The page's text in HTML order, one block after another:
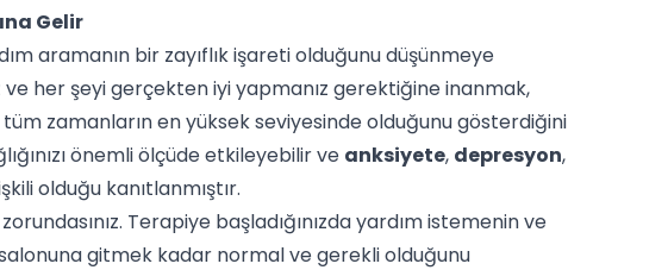
Gelir
aramanın bir zayıflık işareti olduğunu düşünmeye
ve her şeyi gerçekten iyi yapmanız gerektiğine inanmak,
zamanların en yüksek seviyesinde olduğunu gösterdiğini
önemli ölçüde etkileyebilir ve anksiyete, depresyon,
olduğu kanıtlanmıştır.
Terapiye başladığınızda yardım istemenin ve
salonuna gitmek kadar normal ve gerekli olduğunu